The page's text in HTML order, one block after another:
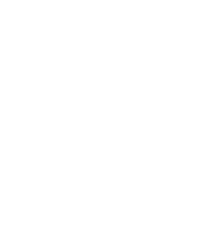
及西式训练餐厅、T酒店
湾西式训练餐厅。